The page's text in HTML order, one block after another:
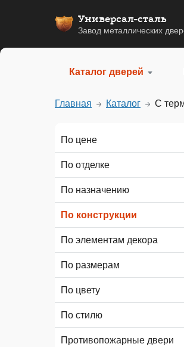
Универсал-сталь
Завод металлических
Каталог дверей
Главная Каталог С
По цене
По отделке
По назначению
По конструкции
По элементам декора
По размерам
По цвету
По стилю
Противопожарные двери